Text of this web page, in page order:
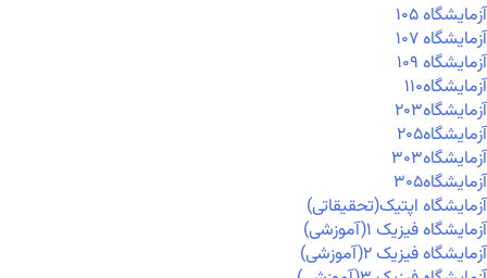
آزمايشگاه ۱۰۵
آزمايشگاه ۱۰۷
آزمايشگاه ۱۰۹
آزمايشگاه۱۱۰
آزمايشگاه۲۰۳
آزمايشگاه۲۰۵
آزمايشگاه۳۰۳
آزمايشگاه۳۰۵
آزمایشگاه اپتیک(تحقیقاتی)
آزمایشگاه فیزیک ۱(آموزشی)
آزمایشگاه فیزیک ۲(آموزشی)